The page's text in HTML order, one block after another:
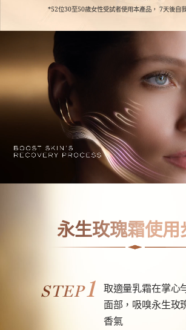
*52位30至50歲女性受試者使用本產品， 7天後自
永生玫瑰霜使用
STEP1 取適量乳霜​在掌心
面部，吸嗅永生玫
香氣